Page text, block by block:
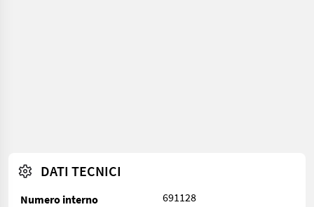
DATI TECNICI
Numero interno 691128